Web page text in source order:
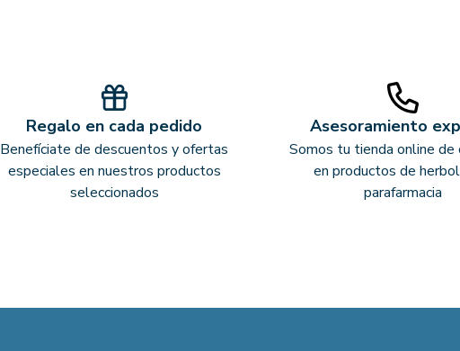
Regalo en cada pedido
Benefíciate de descuentos y ofertas
especiales en nuestros productos
seleccionados
Asesoramiento
Somos tu tienda online de
en productos de
parafarmacia